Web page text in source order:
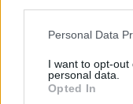
Please note that this
not limited to your
grant or deny
use your data for
Personal Data
I want to opt-
personal data.
Opted In
Στο ρεύμα προς
Καθυστερήσεις
Κηφισίας